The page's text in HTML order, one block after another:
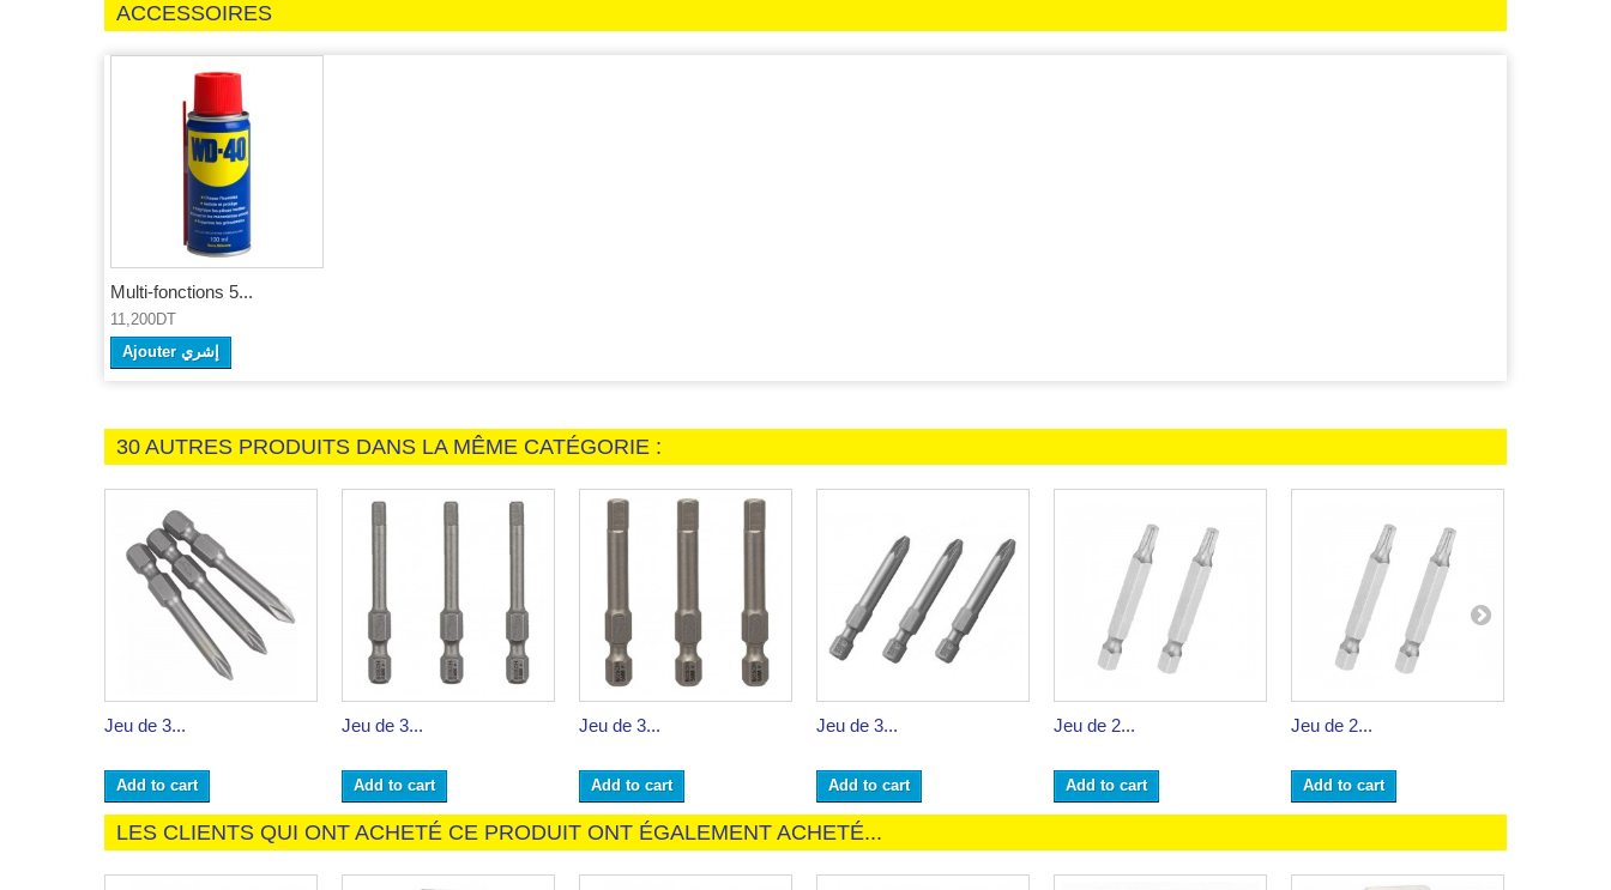
ACCESSOIRES
Multi-fonctions 5...
11,200DT
Ajouter إشري
30 AUTRES PRODUITS DANS LA MÊME CATÉGORIE :
Jeu de 3...
Add to cart
Jeu de 3...
Add to cart
Jeu de 3...
Add to cart
Jeu de 3...
Add to cart
Jeu de 2...
Add to cart
Jeu de 2...
Add to cart
LES CLIENTS QUI ONT ACHETÉ CE PRODUIT ONT ÉGALEMENT ACHETÉ...